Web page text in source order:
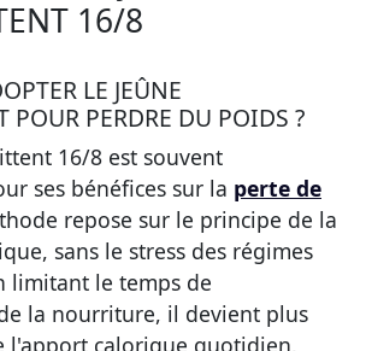
16/8
LE JEÛNE
POUR PERDRE DU POIDS ?
16/8 est souvent
ses bénéfices sur la perte de
repose sur le principe de la
sans le stress des régimes
limitant le temps de
la nourriture, il devient plus
l'apport calorique quotidien,